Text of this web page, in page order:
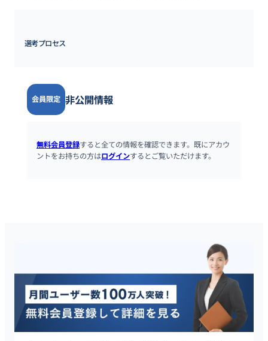
選考プロセス
会員限定 非公開情報
無料会員登録すると全ての情報を確認できます。既にアカウ
ントをお持ちの方はログインするとご覧いただけます。